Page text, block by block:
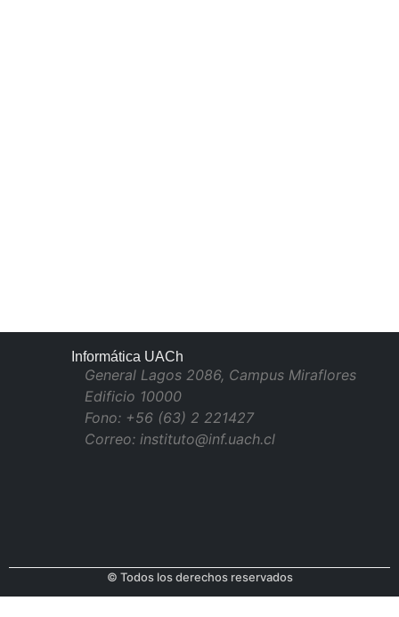
Informática UACh
General Lagos 2086, Campus Miraflores
Edificio 10000
Fono: +56 (63) 2 221427
Correo: instituto@inf.uach.cl
© Todos los derechos reservados